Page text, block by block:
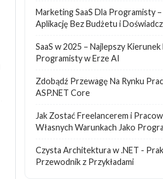
Marketing SaaS Dla Programisty
Aplikację Bez Budżetu i
SaaS w 2025 – Najlepszy Kierunek
Programisty w Erze AI
Zdobądź Przewagę Na Rynku
ASP.NET Core
Jak Zostać Freelancerem i
Własnych Warunkach Jako
Czysta Architektura w .NET -
Przewodnik z Przykładami